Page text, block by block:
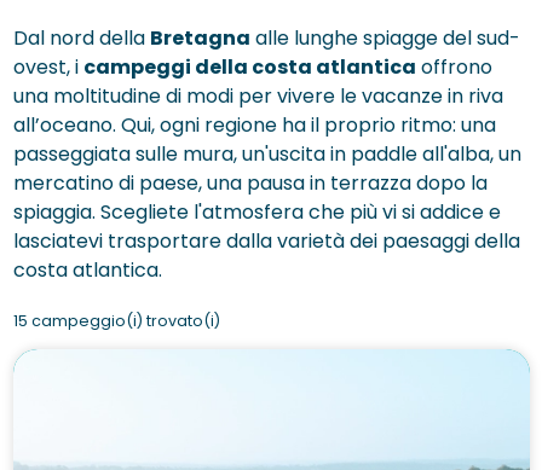
Dal nord della Bretagna alle lunghe spiagge del sud-
ovest, i campeggi della costa atlantica offrono
una moltitudine di modi per vivere le vacanze in riva
all’oceano. Qui, ogni regione ha il proprio ritmo: una
passeggiata sulle mura, un'uscita in paddle all'alba, un
mercatino di paese, una pausa in terrazza dopo la
spiaggia. Scegliete l'atmosfera che più vi si addice e
lasciatevi trasportare dalla varietà dei paesaggi della
costa atlantica.
15 campeggio(i) trovato(i)